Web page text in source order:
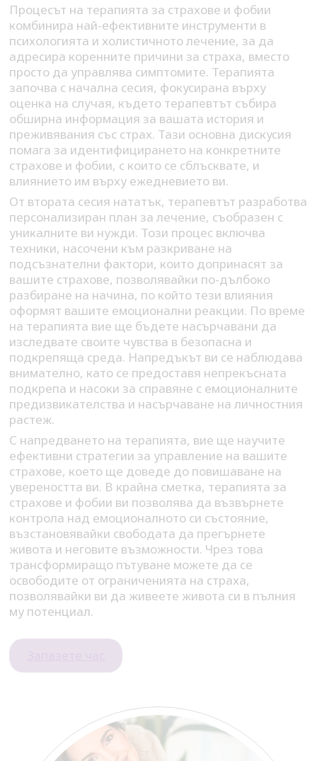
Процесът на терапията за страхове и фобии
комбинира най-ефективните инструменти в
психологията и холистичното лечение, за да
адресира коренните причини за страха, вместо
просто да управлява симптомите. Терапията
започва с начална сесия, фокусирана върху
оценка на случая, където терапевтът събира
обширна информация за вашата история и
преживявания със страх. Тази основна дискусия
помага за идентифицирането на конкретните
страхове и фобии, с които се сблъсквате, и
влиянието им върху ежедневието ви.
От втората сесия нататък, терапевтът разработва
персонализиран план за лечение, съобразен с
уникалните ви нужди. Този процес включва
техники, насочени към разкриване на
подсъзнателни фактори, които допринасят за
вашите страхове, позволявайки по-дълбоко
разбиране на начина, по който тези влияния
оформят вашите емоционални реакции. По време
на терапията вие ще бъдете насърчавани да
изследвате своите чувства в безопасна и
подкрепяща среда. Напредъкът ви се наблюдава
внимателно, като се предоставя непрекъсната
подкрепа и насоки за справяне с емоционалните
предизвикателства и насърчаване на личностния
растеж.
С напредването на терапията, вие ще научите
ефективни стратегии за управление на вашите
страхове, което ще доведе до повишаване на
увереността ви. В крайна сметка, терапията за
страхове и фобии ви позволява да възвърнете
контрола над емоционалното си състояние,
възстановявайки свободата да прегърнете
живота и неговите възможности. Чрез това
трансформиращо пътуване можете да се
освободите от ограниченията на страха,
позволявайки ви да живеете живота си в пълния
му потенциал.